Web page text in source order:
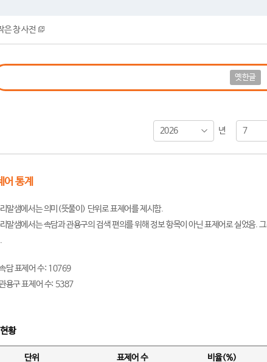
은 창 사전
옛한글
2026 년 7
어 통계
말샘에서는 의미(뜻풀이) 단위로 표제어를 제시함.
말샘에서는 속담과 관용구의 검색 편의를 위해 정보 항목이 아닌 표제어로 실었음.
담 표제어 수: 10769
용구 표제어 수: 5387
황
단위 표제어 수 비율(%)